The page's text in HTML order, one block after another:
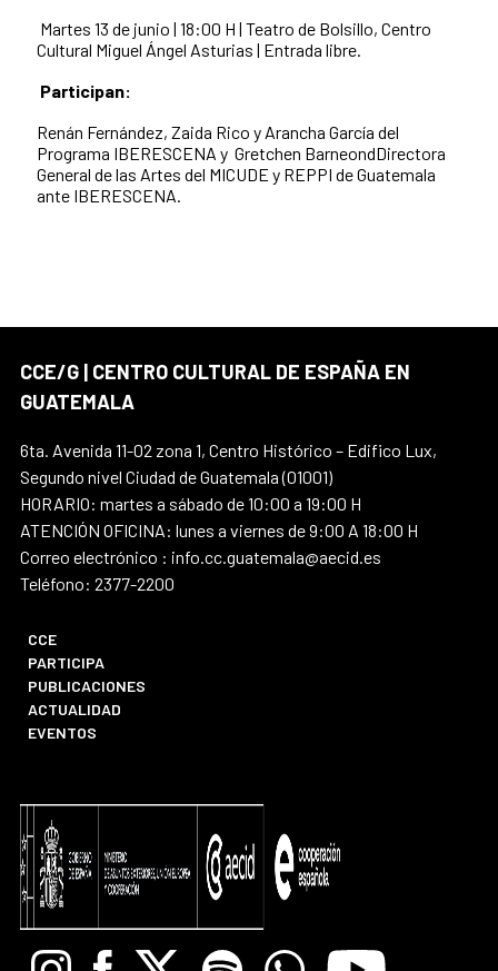
Martes 13 de junio | 18:00 H | Teatro de Bolsillo, Centro
Cultural Miguel Ángel Asturias | Entrada libre.
Participan:
Renán Fernández, Zaida Rico y Arancha García del
Programa IBERESCENA y Gretchen BarneondDirectora
General de las Artes del MICUDE y REPPI de Guatemala
ante IBERESCENA.
CCE/G | CENTRO CULTURAL DE ESPAÑA EN
GUATEMALA
6ta. Avenida 11-02 zona 1, Centro Histórico – Edifico Lux,
Segundo nivel Ciudad de Guatemala (01001)
HORARIO: martes a sábado de 10:00 a 19:00 H
ATENCIÓN OFICINA: lunes a viernes de 9:00 A 18:00 H
Correo electrónico : info.cc.guatemala@aecid.es
Teléfono: 2377-2200
CCE
PARTICIPA
PUBLICACIONES
ACTUALIDAD
EVENTOS
InstagramFacebook
X Spotify WhatsappYoutube